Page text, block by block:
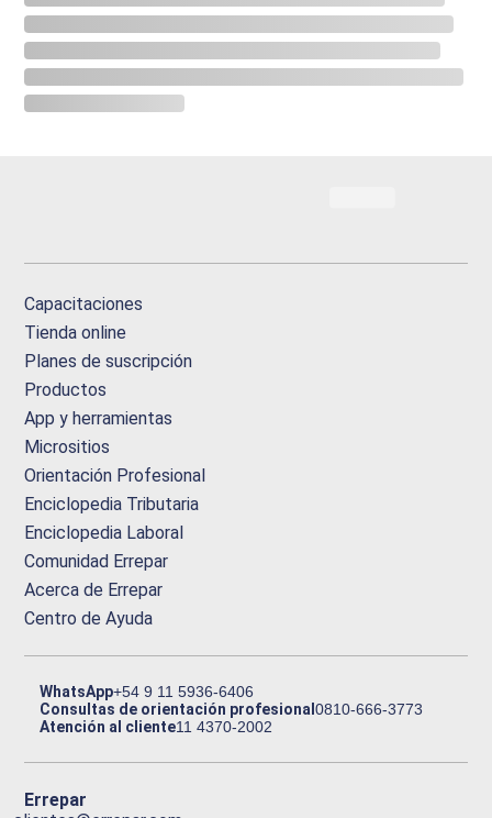
Capacitaciones
Tienda online
Planes de suscripción
Productos
App y herramientas
Micrositios
Orientación Profesional
Enciclopedia Tributaria
Enciclopedia Laboral
Comunidad Errepar
Acerca de Errepar
Centro de Ayuda
WhatsApp+54 9 11 5936-6406
Consultas de orientación profesional0810-666-3773
Atención al cliente11 4370-2002
Errepar